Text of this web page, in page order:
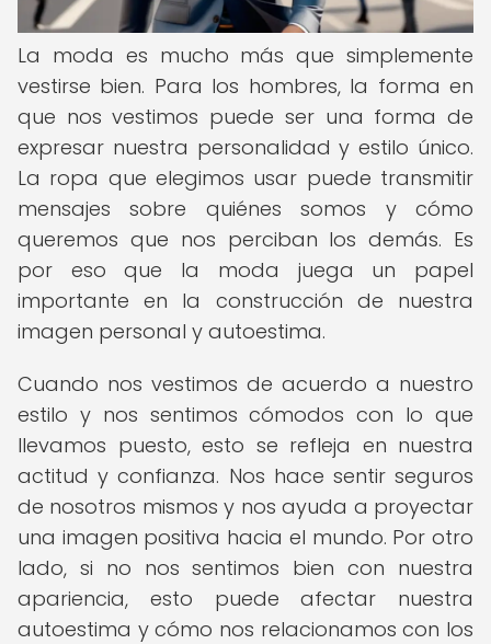
La moda es mucho más que simplemente
vestirse bien. Para los hombres, la forma en
que nos vestimos puede ser una forma de
expresar nuestra personalidad y estilo único.
La ropa que elegimos usar puede transmitir
mensajes sobre quiénes somos y cómo
queremos que nos perciban los demás. Es
por eso que la moda juega un papel
importante en la construcción de nuestra
imagen personal y autoestima.
Cuando nos vestimos de acuerdo a nuestro
estilo y nos sentimos cómodos con lo que
llevamos puesto, esto se refleja en nuestra
actitud y confianza. Nos hace sentir seguros
de nosotros mismos y nos ayuda a proyectar
una imagen positiva hacia el mundo. Por otro
lado, si no nos sentimos bien con nuestra
apariencia, esto puede afectar nuestra
autoestima y cómo nos relacionamos con los